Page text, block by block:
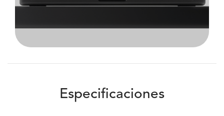
Especificaciones